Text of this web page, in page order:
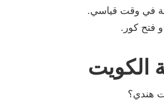
في وقت قياسي.
و فتح كور.
الكويت
هندي؟